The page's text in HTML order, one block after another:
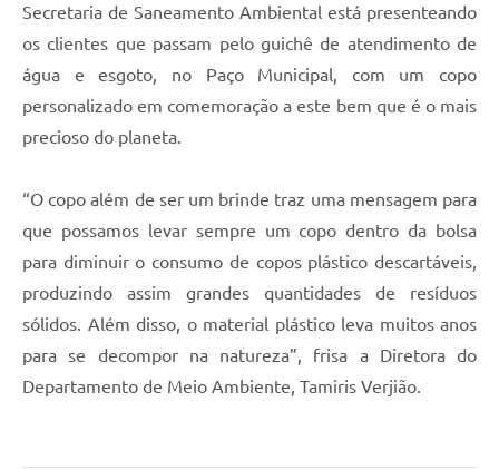
Secretaria de Saneamento Ambiental está presenteando
os clientes que passam pelo guichê de atendimento de
água e esgoto, no Paço Municipal, com um copo
personalizado em comemoração a este bem que é o mais
precioso do planeta.
“O copo além de ser um brinde traz uma mensagem para
que possamos levar sempre um copo dentro da bolsa
para diminuir o consumo de copos plástico descartáveis,
produzindo assim grandes quantidades de resíduos
sólidos. Além disso, o material plástico leva muitos anos
para se decompor na natureza”, frisa a Diretora do
Departamento de Meio Ambiente, Tamiris Verjião.